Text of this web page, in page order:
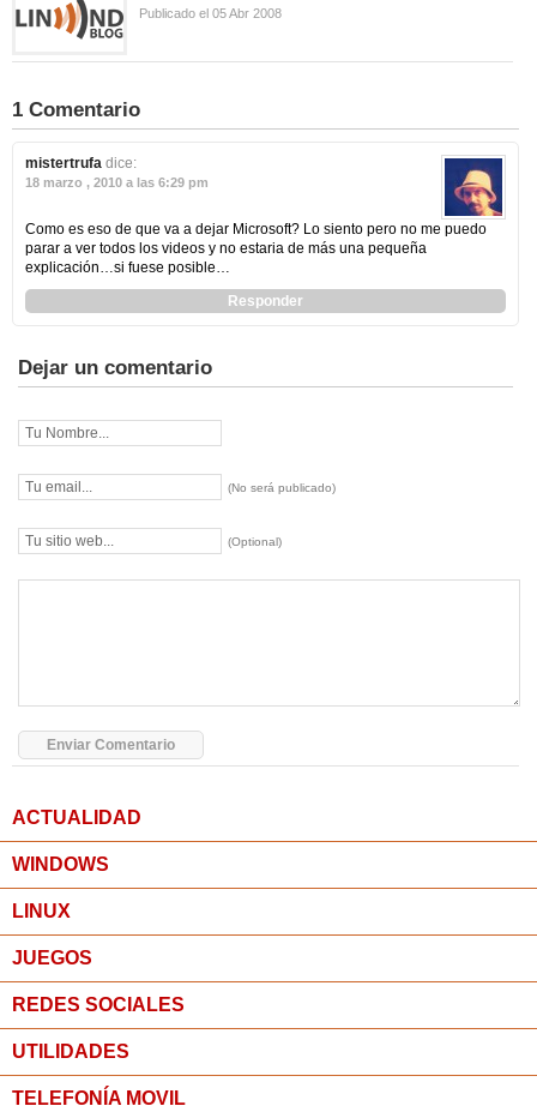
Publicado el 05 Abr 2008
1 Comentario
mistertrufa dice:
18 marzo , 2010 a las 6:29 pm
Como es eso de que va a dejar Microsoft? Lo siento pero no me puedo
parar a ver todos los videos y no estaria de más una pequeña
explicación…si fuese posible…
Responder
Dejar un comentario
(No será publicado)
(Optional)
ACTUALIDAD
WINDOWS
LINUX
JUEGOS
REDES SOCIALES
UTILIDADES
TELEFONÍA MOVIL